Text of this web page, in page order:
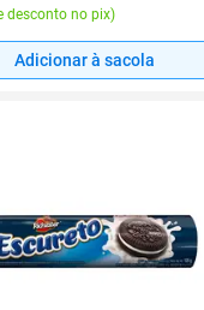
desconto no pix)
Adicionar à sacola